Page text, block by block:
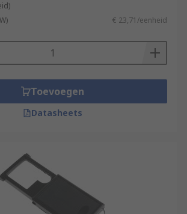
€ 23,71/eenheid
Toevoegen
Datasheets